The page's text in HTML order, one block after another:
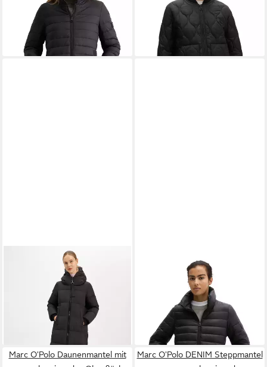
MARC O'POLODaunenmantel
UVP399,95 €
MARC O'POLOSteppjacke
fitted mit recycelten
Materialien, leicht
Marc O'Polo Daunenmantel mit
Marc O'Polo DENIM Steppmantel